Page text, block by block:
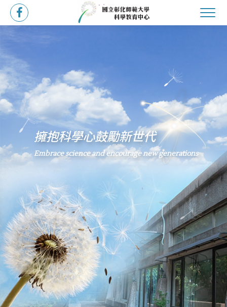
擁抱科學心鼓勵新世代
Embrace science and encourage new generations
2026.05.12
一、該館承辦「2026全國科普論壇」，訂於115年9月15日至
17日舉行，邀請全國科普及科學教育機構、學者專家及相關...
2026.06.02
自然中的風味探究：感官、野植與田野調查
一、以「野植風味學」為基礎，邀請EMBERS主廚郭庭瑋先生
分享野生植物田野調查經驗，透過風味、地方食材與感官體...
2026.05.12